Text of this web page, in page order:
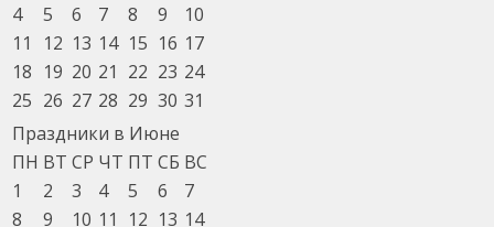
4
5 6 7 8 9
10
11
12 13 14 15 16 17
18 19 20 21 22 23 24
25 26 27 28 29 30 31
Праздники в Июне
ПН ВТ СР ЧТ ПТ СБ ВС
1
2 3 4 5 6
7
8
9 10 11 12 13 14